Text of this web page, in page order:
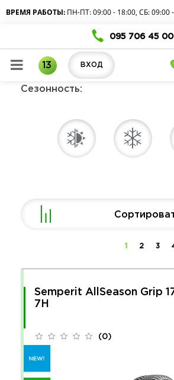
ВРЕМЯ РАБОТЫ: ПН-ПТ: 09:00 - 18:00, СБ: 09:00
095 706 45 00
13 ВХОД
Сезонность:
1 2 3
Semperit AllSeason Grip
7H
(0)